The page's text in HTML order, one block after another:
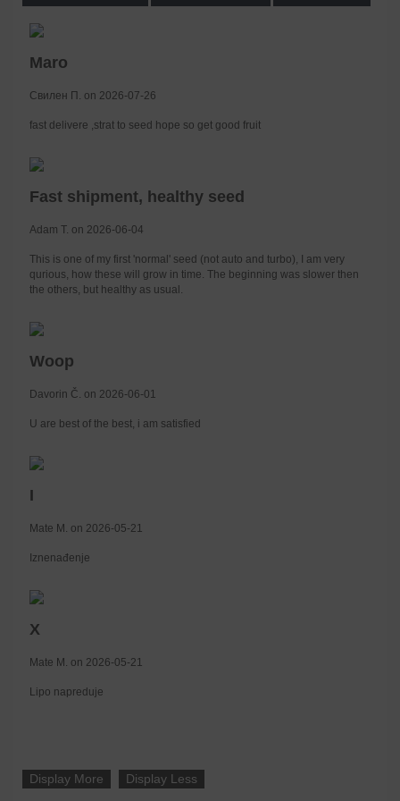
Maro
Свилен П. on 2026-07-26
fast delivere ,strat to seed hope so get good fruit
Fast shipment, healthy seed
Adam T. on 2026-06-04
This is one of my first 'normal' seed (not auto and turbo), I am very
qurious, how these will grow in time. The beginning was slower then
the others, but healthy as usual.
Woop
Davorin Č. on 2026-06-01
U are best of the best, i am satisfied
I
Mate M. on 2026-05-21
Iznenađenje
X
Mate M. on 2026-05-21
Lipo napreduje
Display More Display Less